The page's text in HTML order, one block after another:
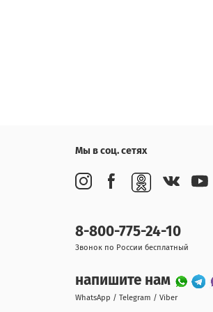
Мы в соц. сетях
8-800-775-24-10
Звонок по России бесплатный
напишите нам
WhatsApp / Telegram / Viber